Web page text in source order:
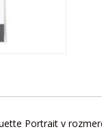
Portrait v